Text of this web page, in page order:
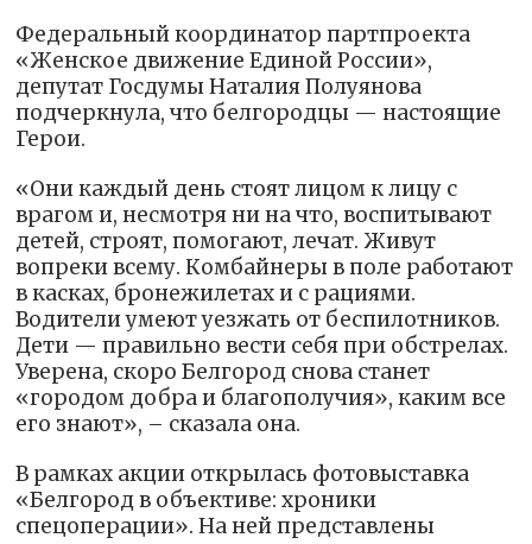
Федеральный координатор партпроекта
«Женское движение Единой России»,
депутат Госдумы Наталия Полуянова
подчеркнула, что белгородцы — настоящие
Герои.
«Они каждый день стоят лицом к лицу с
врагом и, несмотря ни на что, воспитывают
детей, строят, помогают, лечат. Живут
вопреки всему. Комбайнеры в поле работают
в касках, бронежилетах и с рациями.
Водители умеют уезжать от беспилотников.
Дети — правильно вести себя при обстрелах.
Уверена, скоро Белгород снова станет
«городом добра и благополучия», каким все
его знают», – сказала она.
В рамках акции открылась фотовыставка
«Белгород в объективе: хроники
спецоперации». На ней представлены